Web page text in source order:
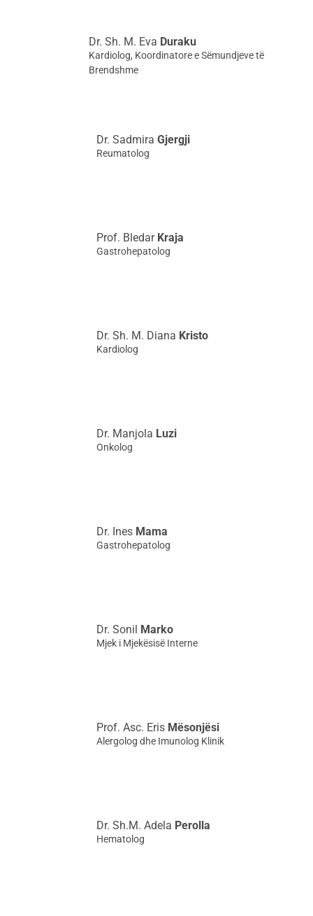
Dr. Sh. M. Eva Duraku
Kardiolog, Koordinatore e Sëmundjeve të
Brendshme
Dr. Sadmira Gjergji
Reumatolog
Prof. Bledar Kraja
Gastrohepatolog
Dr. Sh. M. Diana Kristo
Kardiolog
Dr. Manjola Luzi
Onkolog
Dr. Ines Mama
Gastrohepatolog
Dr. Sonil Marko
Mjek i Mjekësisë Interne
Prof. Asc. Eris Mësonjësi
Alergolog dhe Imunolog Klinik
Dr. Sh.M. Adela Perolla
Hematolog